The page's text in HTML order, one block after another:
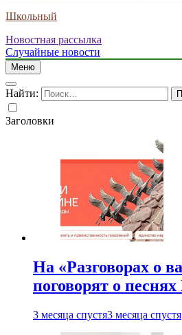
Школьный
Новостная рассылка
Случайные новости
Меню
Найти:
Заголовки
На «Разговорах о
поговорят о
3 месяца спустя3 месяца спустя